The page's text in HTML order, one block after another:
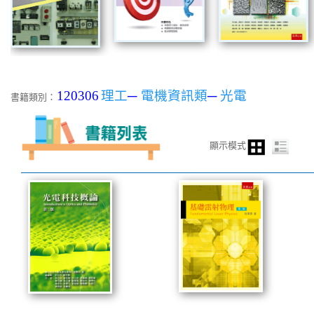
書籍類別： 120306 理工─ 電機資訊類─ 光電
顯示模式